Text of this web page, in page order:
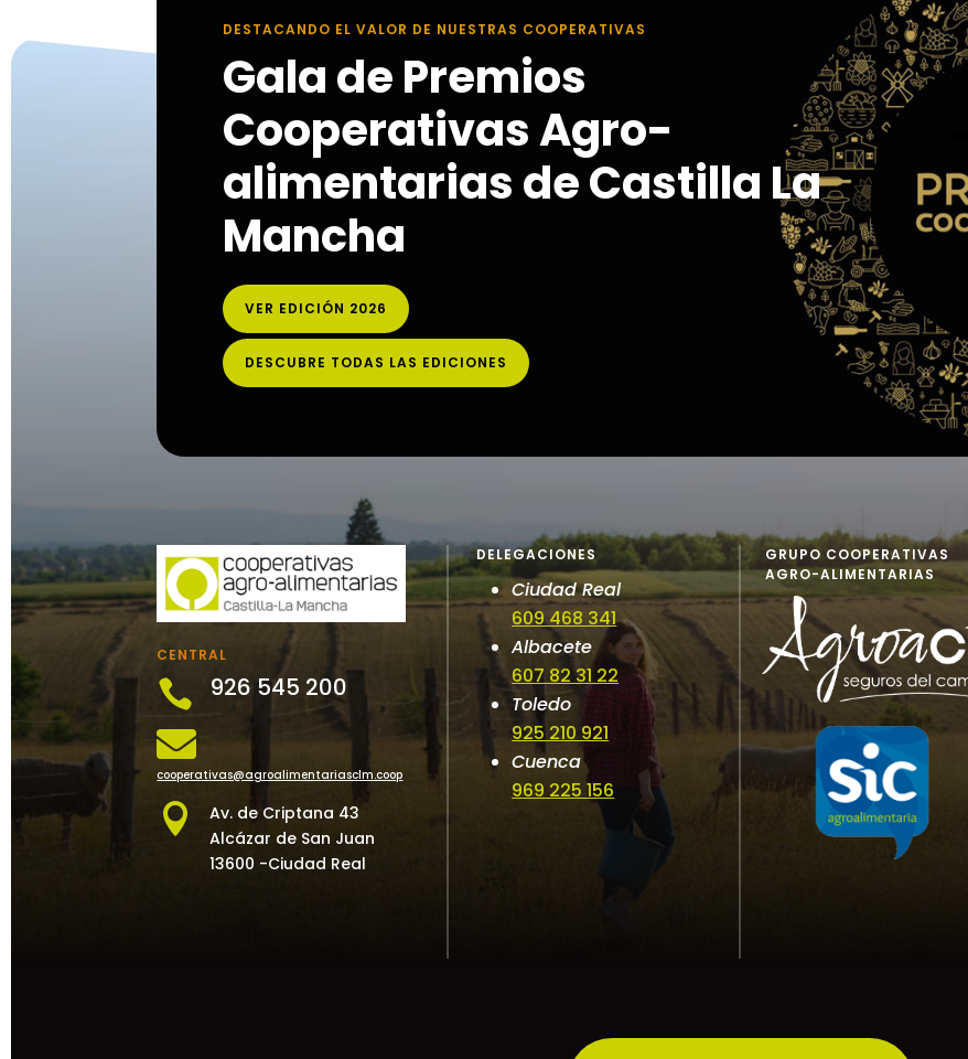
DESTACANDO EL VALOR DE NUESTRAS COOPERATIVAS
Gala de Premios
Cooperativas Agro-
alimentarias de Castilla La
Mancha
VER EDICIÓN 2026
DESCUBRE TODAS LAS EDICIONES
CENTRAL
 926 545 200

cooperativas@agroalimentariasclm.coop

Av. de Criptana 43
Alcázar de San Juan
13600 -Ciudad Real
DELEGACIONES
Ciudad Real
609 468 341
Albacete
607 82 31 22
Toledo
925 210 921
Cuenca
969 225 156
GRUPO COOPERATIVAS
AGRO-ALIMENTARIAS